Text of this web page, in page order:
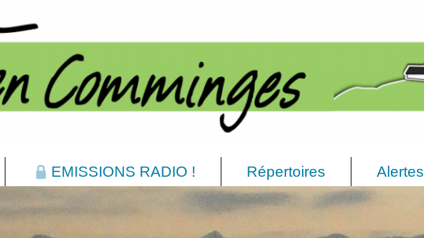
EMISSIONS RADIO ! Répertoires Alertes